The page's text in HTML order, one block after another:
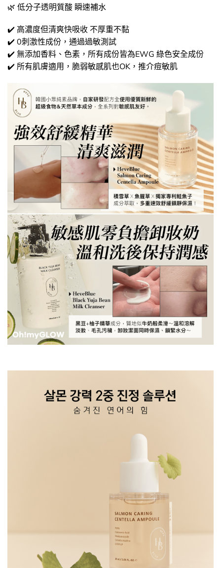
🌿 低分子透明質酸 瞬速補水
✔️ 高濃度但清爽快吸收 不厚重不黏
✔️ 0刺激性成份，通過過敏測試
✔️ 無添加香料、色素，所有成份皆為EWG 綠色安全成份
✔️ 所有肌膚適用，脆弱敏感肌也OK，推介痘敏肌